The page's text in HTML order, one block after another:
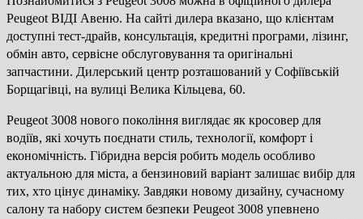
Peugeot ВІДІ Авеню. На сайті дилера вказано, що клієнтам
доступні тест-драйв, консультація, кредитні програми, лізинг,
обмін авто, сервісне обслуговування та оригінальні
запчастини. Дилерський центр розташований у Софіївській
Борщагівці, на вулиці Велика Кільцева, 60.
Peugeot 3008 нового покоління виглядає як кросовер для
водіїв, які хочуть поєднати стиль, технології, комфорт і
економічність. Гібридна версія робить модель особливо
актуальною для міста, а бензиновий варіант залишає вибір для
тих, хто цінує динаміку. Завдяки новому дизайну, сучасному
салону та набору систем безпеки Peugeot 3008 упевнено